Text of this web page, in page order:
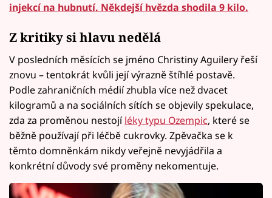
injekcí na hubnutí. Někdejší hvězda shodila 9 kilo.
Z kritiky si hlavu nedělá
V posledních měsících se jméno Christiny Aguilery řeší
znovu – tentokrát kvůli její výrazně štíhlé postavě.
Podle zahraničních médií zhubla více než dvacet
kilogramů a na sociálních sítích se objevily spekulace,
zda za proměnou nestojíléky typu Ozempic, které se
běžně používají při léčbě cukrovky. Zpěvačka se k
těmto domněnkám nikdy veřejně nevyjádřila a
konkrétní důvody své proměny nekomentuje.